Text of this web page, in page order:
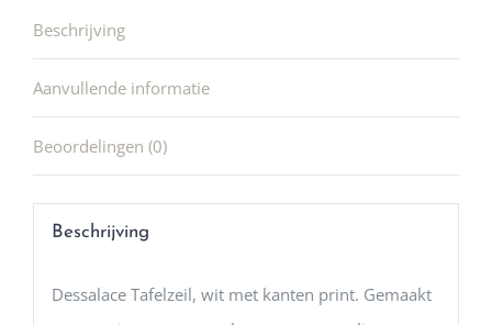
Beschrijving
Aanvullende informatie
Beoordelingen (0)
Beschrijving
Dessalace Tafelzeil, wit met kanten print. Gemaakt